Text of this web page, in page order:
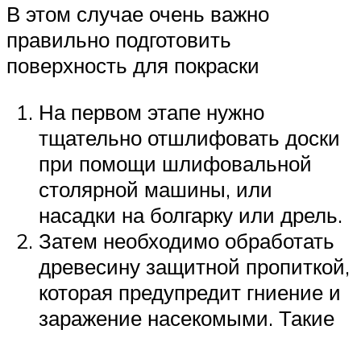
В этом случае очень важно
правильно подготовить
поверхность для покраски
На первом этапе нужно
тщательно отшлифовать доски
при помощи шлифовальной
столярной машины, или
насадки на болгарку или дрель.
Затем необходимо обработать
древесину защитной пропиткой,
которая предупредит гниение и
заражение насекомыми. Такие